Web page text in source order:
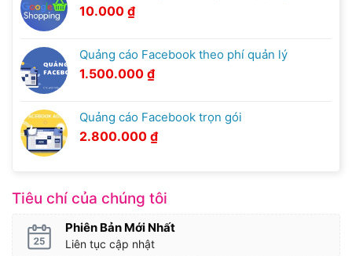
10.000 ₫
Quảng cáo Facebook theo phí quản lý
1.500.000 ₫
Quảng cáo Facebook trọn gói
2.800.000 ₫
Tiêu chí của chúng tôi
Phiên Bản Mới Nhất
Liên tục cập nhật